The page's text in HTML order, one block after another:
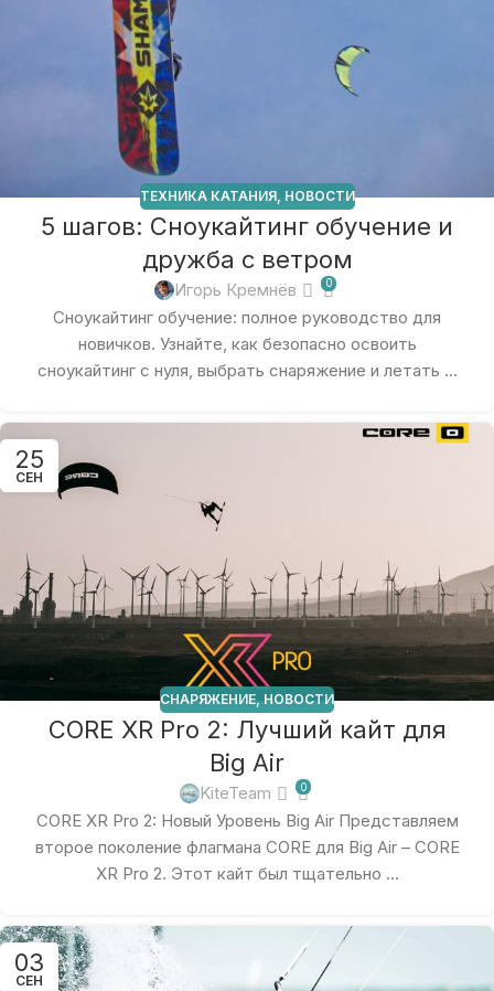
ТЕХНИКА КАТАНИЯ, НОВОСТИ
5 шагов: Сноукайтинг обучение и
дружба с ветром
Игорь Кремнёв 0
Сноукайтинг обучение: полное руководство для
новичков. Узнайте, как безопасно освоить
сноукайтинг с нуля, выбрать снаряжение и летать ...
25
СЕН
СНАРЯЖЕНИЕ НОВОСТИ
CORE XR Pro 2: Лучший кайт для
Big Air
KiteTeam 0
CORE XR Pro 2: Новый Уровень Big Air Представляем
второе поколение флагмана CORE для Big Air – CORE
XR Pro 2. Этот кайт был тщательно ...
03
СЕН